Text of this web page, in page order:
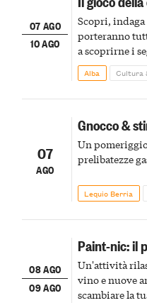
07 AGO
10 AGO
Scopri,
porteranno
a scoprirne i
Alba Cultura
07
AGO
Gnocco &
Un
prelibatezze
Lequio Berria
08 AGO
09 AGO
Paint-nic: il
Un'attività
vino e nuove
scambiare la